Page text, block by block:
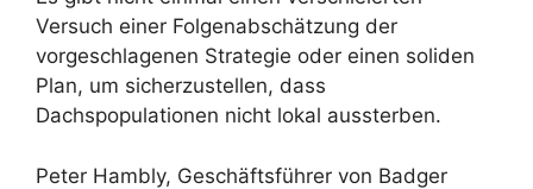
Versuch einer Folgenabschätzung der
vorgeschlagenen Strategie oder einen soliden
Plan, um sicherzustellen, dass
Dachspopulationen nicht lokal aussterben.
Peter Hambly, Geschäftsführer von Badger